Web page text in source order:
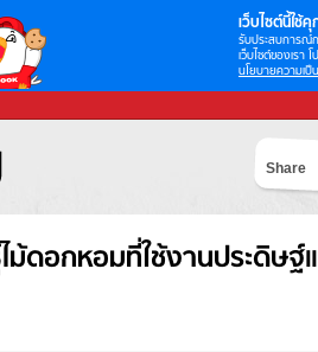
เว็บไซต์นี้ใช้คุ
รับประสบการณ์
เว็บไซต์ของเรา
นโยบายความเป็
Share
ม้ดอกหอมที่ใช้งานประดิษฐ์